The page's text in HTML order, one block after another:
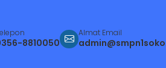
8810050
Almat Email